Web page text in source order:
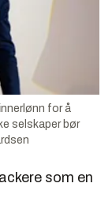
for å
selskaper bør
som en